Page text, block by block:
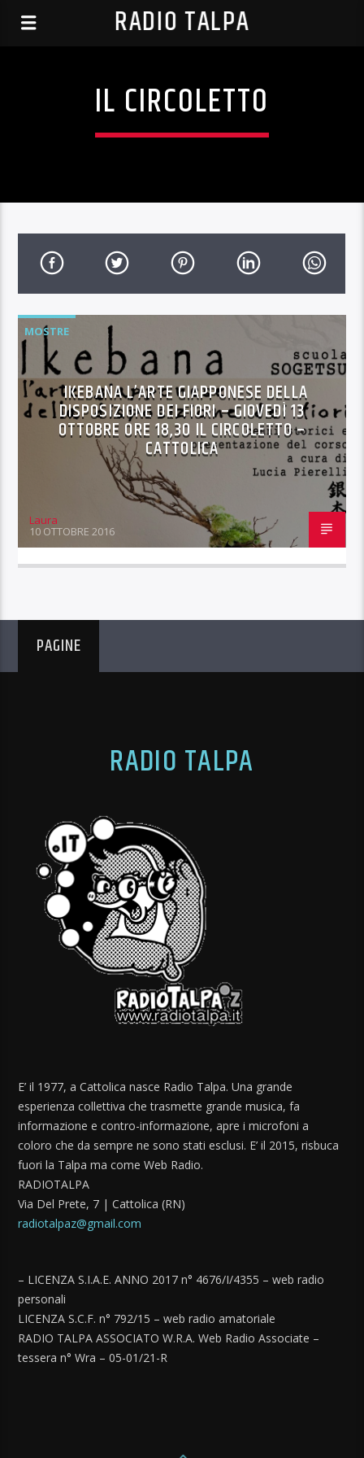
RADIO TALPA
IL CIRCOLETTO
MOSTRE
IKEBANA L’ARTE GIAPPONESE DELLA
DISPOSIZIONE DEI FIORI – GIOVEDÌ 13
OTTOBRE ORE 18,30 IL CIRCOLETTO –
CATTOLICA
Laura
10 OTTOBRE 2016
PAGINE
RADIO TALPA
E’ il 1977, a Cattolica nasce Radio Talpa. Una grande
esperienza collettiva che trasmette grande musica, fa
informazione e contro-informazione, apre i microfoni a
coloro che da sempre ne sono stati esclusi. E’ il 2015, risbuca
fuori la Talpa ma come Web Radio.
RADIOTALPA
Via Del Prete, 7 | Cattolica (RN)
radiotalpaz@gmail.com
– LICENZA S.I.A.E. ANNO 2017 n° 4676/I/4355 – web radio
personali
LICENZA S.C.F. n° 792/15 – web radio amatoriale
RADIO TALPA ASSOCIATO W.R.A. Web Radio Associate –
tessera n° Wra – 05-01/21-R